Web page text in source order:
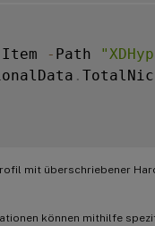
Item - Path
.
mit überschriebener
können mithilfe